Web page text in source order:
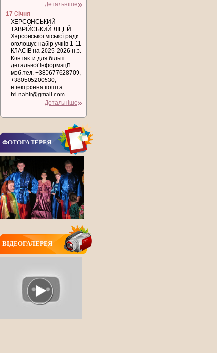
Детальніше
17 Січня
ХЕРСОНСЬКИЙ
ТАВРІЙСЬКИЙ ЛІЦЕЙ
Херсонської міської ради
оголошує набір учнів 1-11
КЛАСІВ на 2025-2026 н.р.
Контакти для більш
детальної інформації:
моб.тел. +380677628709,
+380505200530,
електронна пошта
htl.nabir@gmail.com
Детальніше
ФОТОГАЛЕРЕЯ
ВIДЕОГАЛЕРЕЯ